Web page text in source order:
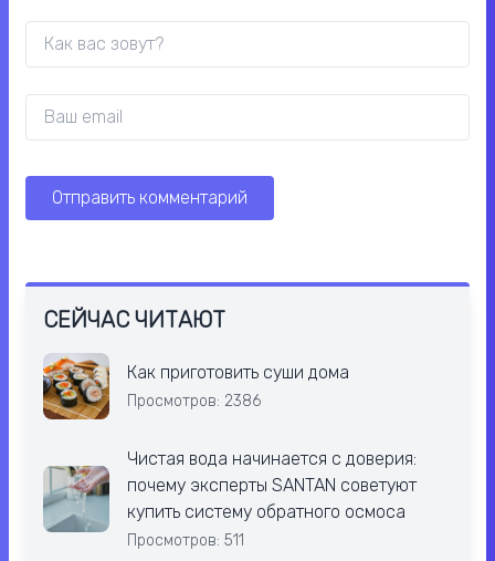
СЕЙЧАС ЧИТАЮТ
Как приготовить суши дома
Просмотров: 2386
Чистая вода начинается с доверия:
почему эксперты SANTAN советуют
купить систему обратного осмоса
Просмотров: 511